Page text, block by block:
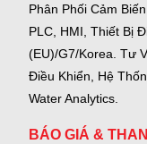
Phân Phối Cảm
PLC, HMI, Thiết Bị
(EU)/G7/Korea. Tư
Điều Khiển, Hệ
Water Analytics.
BÁO GIÁ &